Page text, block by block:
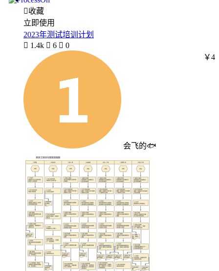
收藏
立即使用
2023年测试培训计划
 1.4k  6  0
会飞的🐟
￥4